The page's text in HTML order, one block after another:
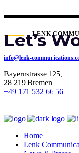
LENK
Let’s
info@lenk-
Bayernstrasse 125,
28 219 Bremen
+49 171 532 66 56
Home
Lenk